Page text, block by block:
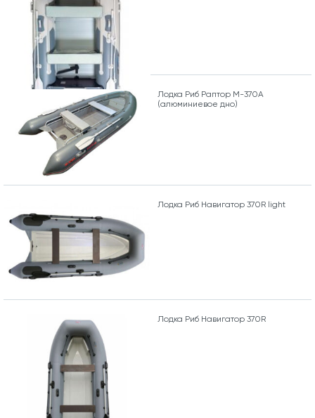
Лодка Риб Раптор М-370А
(алюминиевое дно)
Лодка Риб Навигатор 370R light
Лодка Риб Навигатор 370R